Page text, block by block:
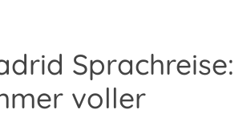
Sprachreise:
voller